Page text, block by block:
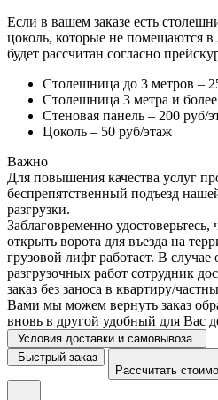
Если в вашем заказе есть
цоколь, которые не помещаются в
будет рассчитан согласно
Столешница до 3 метров –
Столешница 3 метра и
Стеновая панель – 200 руб/
Цоколь – 50 руб/этаж
Важно
Для повышения качества услуг
беспрепятственный подъезд
разгрузки.
Заблаговременно
открыть ворота для въезда на
грузовой лифт работает. В случае
разгрузочных работ сотрудник
заказ без заноса в квартиру/
Вами мы можем вернуть заказ
вновь в другой удобный для Вас
Условия доставки и самовывоза
Быстрый заказ
Рассчитать